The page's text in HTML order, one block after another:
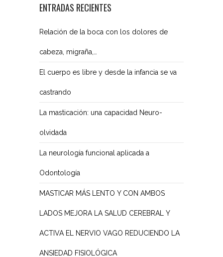
ENTRADAS RECIENTES
Relación de la boca con los dolores de
cabeza, migraña,…
El cuerpo es libre y desde la infancia se va
castrando
La masticación: una capacidad Neuro-
olvidada
La neurología funcional aplicada a
Odontología
MASTICAR MÁS LENTO Y CON AMBOS
LADOS MEJORA LA SALUD CEREBRAL Y
ACTIVA EL NERVIO VAGO REDUCIENDO LA
ANSIEDAD FISIOLÓGICA